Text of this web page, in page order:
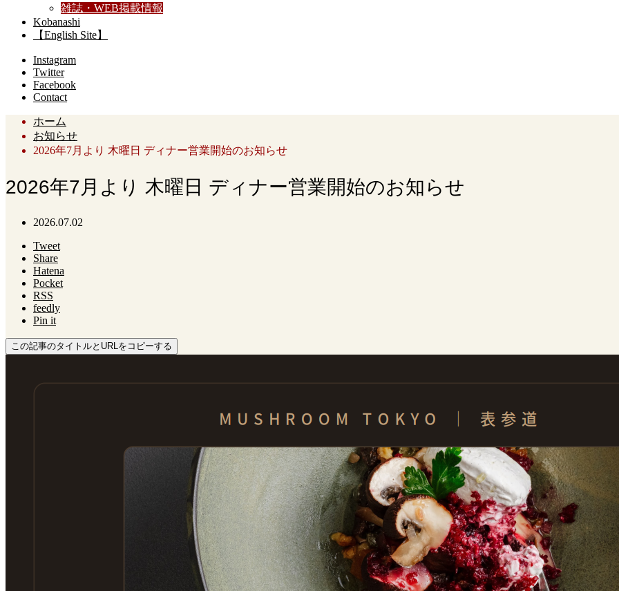
雑誌・WEB掲載情報
Kobanashi
【English Site】
Instagram
Twitter
Facebook
Contact
ホーム
お知らせ
2026年7月より 木曜日 ディナー営業開始のお知らせ
2026年7月より 木曜日 ディナー営業開始のお知らせ
2026.07.02
Tweet
Share
Hatena
Pocket
RSS
feedly
Pin it
この記事のタイトルとURLをコピーする